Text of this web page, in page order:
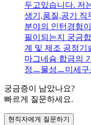
두고있습니다. 저
생기,품질,공기 직
분야의 인턴경험
필이되는지 궁금
계 및 제조 공정기
마그네슘 합금의
정ㅡ물성ㅡ미세
궁금증이 남았나요?
빠르게 질문하세요.
현직자에게 질문하기